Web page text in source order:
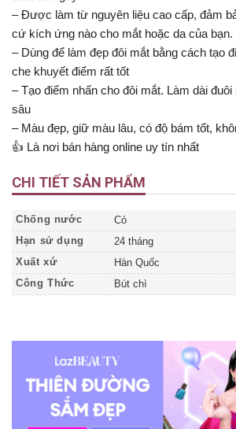
– Được làm từ nguyên liệu cao cấp, đảm
cứ kích ứng nào cho mắt hoặc da của bạn.
– Dùng để làm đẹp đôi mắt bằng cách tạo
che khuyết điểm rất tốt
– Tạo điểm nhấn cho đôi mắt. Làm dài
sâu
– Màu đẹp, giữ màu lâu, có độ bám tốt,
👍 Là nơi bán hàng online uy tín nhất
CHI TIẾT SẢN PHẨM
Chống nước
Có
Hạn sử dụng
24 tháng
Xuất xứ
Hàn Quốc
Công Thức
Bút chì